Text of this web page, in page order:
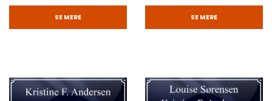
SE MERE SE MERE